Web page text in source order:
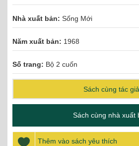
Nhà xuất bản: Sống Mới
Năm xuất bản: 1968
Số trang: Bộ 2 cuốn
Sách cùng tác giả
Sách cùng nhà xuất
Thêm vào sách yêu thích